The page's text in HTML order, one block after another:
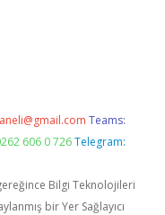
Teams:
606 0 726 Telegram:
Bilgi Teknolojileri
bir Yer Sağlayıcı